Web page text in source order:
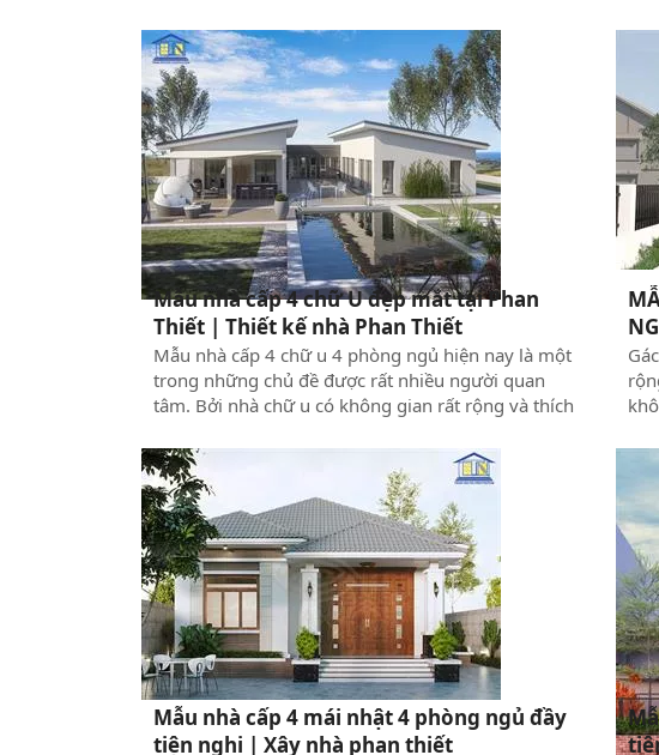
sâu thẳm bên trong chúng ta
1
Mẫu nhà cấp 4 chữ U đẹp mắt tại Phan
Thiết | Thiết kế nhà Phan Thiết
Mẫu nhà cấp 4 chữ u 4 phòng ngủ hiện nay là một
trong những chủ đề được rất nhiều người quan
tâm. Bởi nhà chữ u có không gian rất rộng và thích
gia đình. Bài viết hôm nay, Xây Dựng Thuận
Nguyên sẽ cùng quý độc giả tìm hiểu những kiểu
nhà chữ u cũng như các vấn đề liên quan đến mẫu
nhà tiện nghi này.
Mẫu nhà cấp 4 mái nhật 4 phòng ngủ đầy
tiện nghi | Xây nhà phan thiết